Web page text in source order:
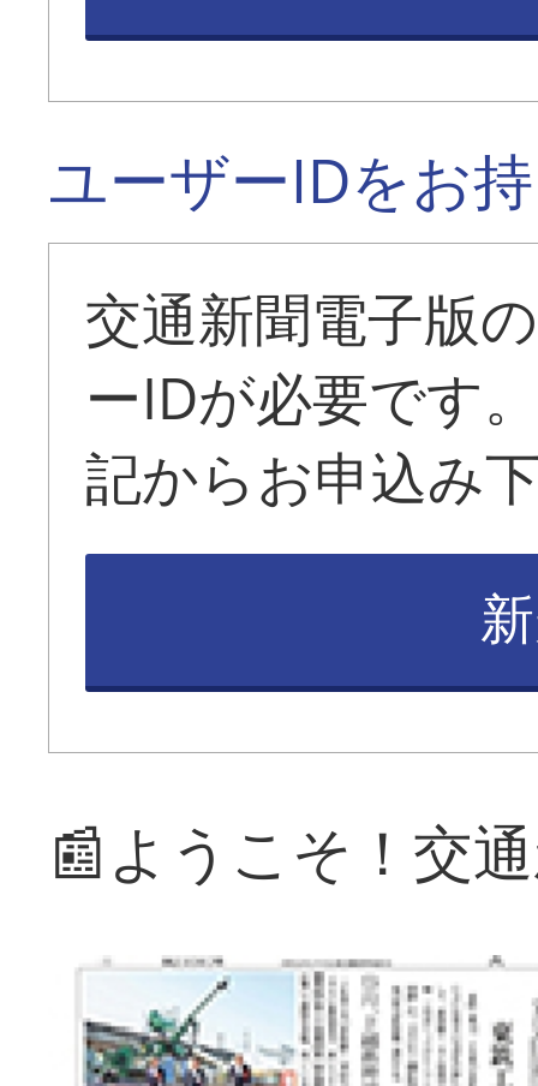
ユーザーIDをお
交通新聞電子版
ーIDが必要です
記からお申込み
📰ようこそ！交